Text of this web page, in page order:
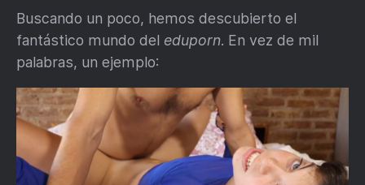
Buscando un poco, hemos descubierto el
fantástico mundo del eduporn. En vez de mil
palabras, un ejemplo: